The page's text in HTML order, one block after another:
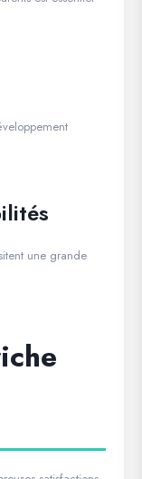
une grande